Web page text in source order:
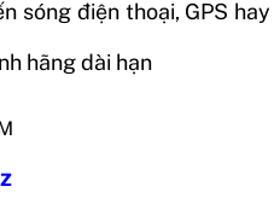
sóng điện thoại, GPS hay
hãng dài hạn